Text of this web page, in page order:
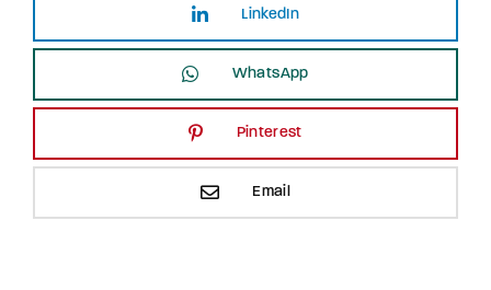
LinkedIn
WhatsApp
Pinterest
Email